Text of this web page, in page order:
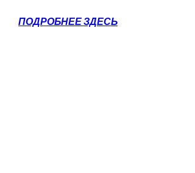
ПОДРОБНЕЕ ЗДЕСЬ